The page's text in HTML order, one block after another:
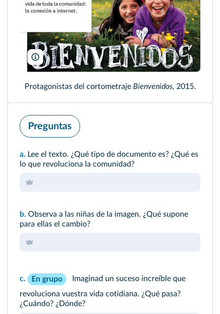
Películas Pendelton/DR/TCD
Protagonistas del cortometraje Bienvenidos, 2015.
Preguntas
a. Lee el texto. ¿Qué tipo de documento es? ¿Qué es
lo que revoluciona la comunidad?
b. Observa a las niñas de la imagen. ¿Qué supone
para ellas el cambio?
c. En grupo
Imaginad un suceso increíble que
revoluciona vuestra vida cotidiana. ¿Qué pasa?
¿Cuándo? ¿Dónde?